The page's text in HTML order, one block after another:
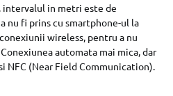
in metri este de
nu fi prins cu smartphone-ul la
wireless, pentru a nu
automata mai mica, dar
NFC (Near Field Communication).